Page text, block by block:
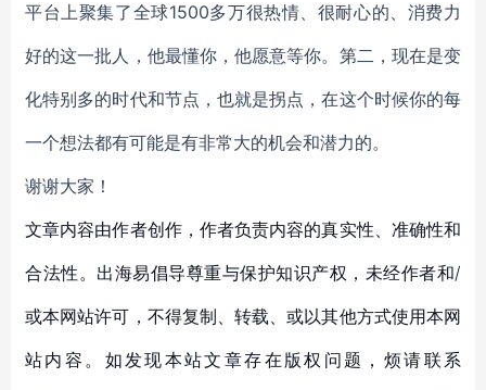
平台上聚集了全球1500多万很热情、很耐心的、消费力
好的这一批人，他最懂你，他愿意等你。第二，现在是变
化特别多的时代和节点，也就是拐点，在这个时候你的每
一个想法都有可能是有非常大的机会和潜力的。
谢谢大家！
文章内容由作者创作，作者负责内容的真实性、准确性和
合法性。出海易倡导尊重与保护知识产权，未经作者和/
或本网站许可，不得复制、转载、或以其他方式使用本网
站内容。如发现本站文章存在版权问题，烦请联系